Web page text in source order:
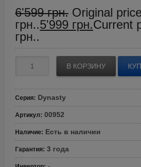
6'599грн. Original
грн..5'999 грн.Current
грн..
В КОРЗИНУ
Серия: Dynasty
Артикул: 00952
Наличие: Есть в наличии
Гарантия: 3 года